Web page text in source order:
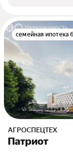
семейная ипотека
АГРОСПЕЦТЕХ
Патриот